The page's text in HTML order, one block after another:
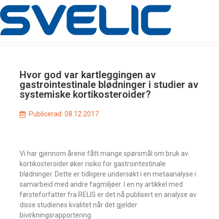
Hvor god var kartleggingen av
gastrointestinale blødninger i studier av
systemiske kortikosteroider?
Publicerad: 08.12.2017
Vi har gjennom årene fått mange spørsmål om bruk av
kortikosteroider øker risiko for gastrointestinale
blødninger. Dette er tidligere undersøkt i en metaanalyse i
samarbeid med andre fagmiljøer. I en ny artikkel med
førsteforfatter fra RELIS er det nå publisert en analyse av
disse studienes kvalitet når det gjelder
bivirkningsrapportering.